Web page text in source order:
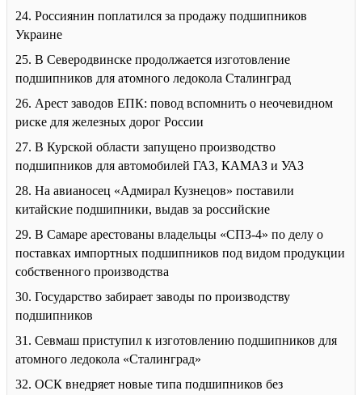
24. Россиянин поплатился за продажу подшипников
Украине
25. В Северодвинске продолжается изготовление
подшипников для атомного ледокола Сталинград
26. Арест заводов ЕПК: повод вспомнить о неочевидном
риске для железных дорог России
27. В Курской области запущено производство
подшипников для автомобилей ГАЗ, КАМАЗ и УАЗ
28. На авианосец «Адмирал Кузнецов» поставили
китайские подшипники, выдав за российские
29. В Самаре арестованы владельцы «СПЗ-4» по делу о
поставках импортных подшипников под видом продукции
собственного производства
30. Государство забирает заводы по производству
подшипников
31. Севмаш приступил к изготовлению подшипников для
атомного ледокола «Сталинград»
32. ОСК внедряет новые типа подшипников без